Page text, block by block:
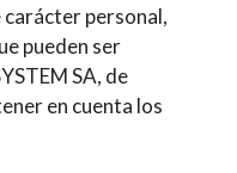
personal,
pueden ser
SA, de
en cuenta los